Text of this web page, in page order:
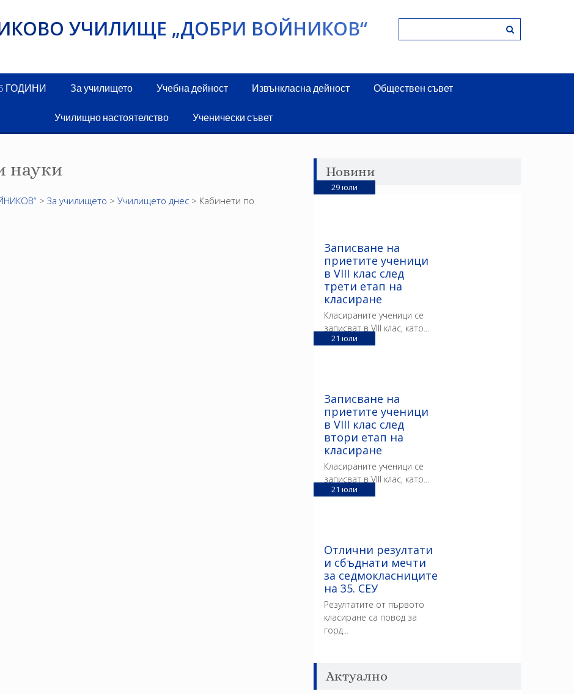
УЧИЛИЩЕ „ДОБРИ ВОЙНИКОВ“
ГОДИНИ За училището Учебна дейност Извънкласна дейност Обществен съвет
Училищно настоятелство Ученически съвет
науки
> За училището > Училището днес > Кабинети по
Новини
29юли
Записване на
приетите ученици
в VIII клас след
трети етап на
класиране
Класираните ученици се
записват в VIII клас, като...
21 юли
Записване на
приетите ученици
в VIII клас след
втори етап на
класиране
Класираните ученици се
записват в VIII клас, като...
21 юли
Отлични резултати
и сбъднати мечти
за седмокласниците
на 35. СЕУ
Резултатите от първото
класиране са повод за
горд...
Актуално